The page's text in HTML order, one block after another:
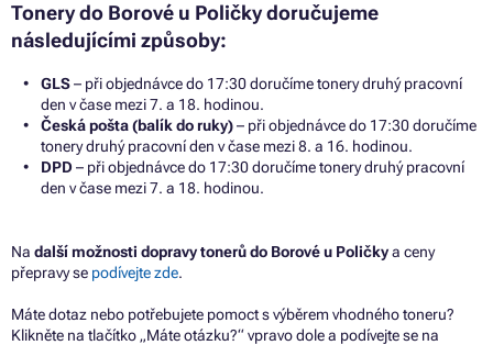
Tonery do Borové u Poličky doručujeme
následujícími způsoby:
GLS– při objednávce do 17:30 doručíme tonery druhý pracovní
den v čase mezi 7. a 18. hodinou.
Česká pošta (balík do ruky)– při objednávce do 17:30 doručíme
tonery druhý pracovní den v čase mezi 8. a 16. hodinou.
DPD – při objednávce do 17:30 doručíme tonery druhý pracovní
den v čase mezi 7. a 18. hodinou.
Na další možnosti dopravy tonerů do Borové u Poličkya ceny
přepravy se podívejte zde.
Máte dotaz nebo potřebujete pomoct s výběrem vhodného toneru?
Klikněte na tlačítko „Máte otázku?“ vpravo dole a podívejte se na